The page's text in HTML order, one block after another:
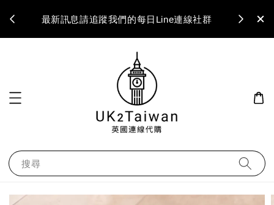
最新訊息請追蹤我們的每日Line連線社群
搜尋